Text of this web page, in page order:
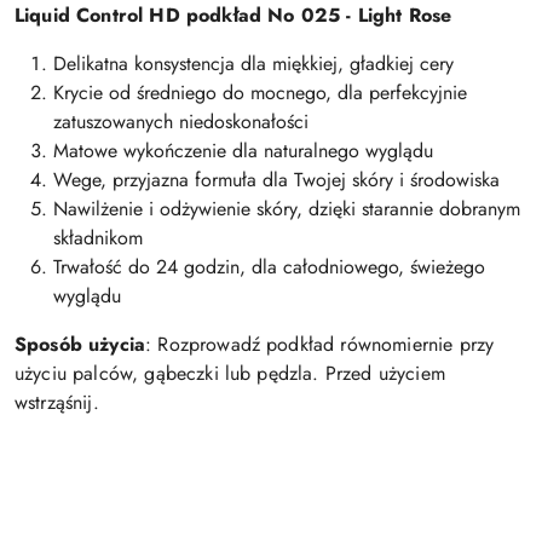
Liquid Control HD podkład No 025 - Light Rose
Delikatna konsystencja dla miękkiej, gładkiej cery
Krycie od średniego do mocnego, dla perfekcyjnie
zatuszowanych niedoskonałości
Matowe wykończenie dla naturalnego wyglądu
Wege, przyjazna formuła dla Twojej skóry i środowiska
Nawilżenie i odżywienie skóry, dzięki starannie dobranym
składnikom
Trwałość do 24 godzin, dla całodniowego, świeżego
wyglądu
Sposób użycia: Rozprowadź podkład równomiernie przy
użyciu palców, gąbeczki lub pędzla. Przed użyciem
wstrząśnij.